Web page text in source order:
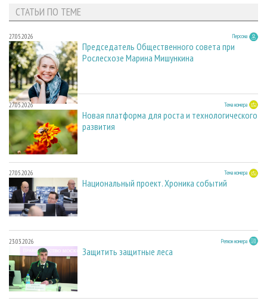
СТАТЬИ ПО ТЕМЕ
27.05.2026 Персона
Председатель Общественного совета при
Рослесхозе Марина Мишункина
27.05.2026 Тема номера
Новая платформа для роста и технологического
развития
27.05.2026 Тема номера
Национальный проект. Хроника событий
23.03.2026 Регион номера
Защитить защитные леса